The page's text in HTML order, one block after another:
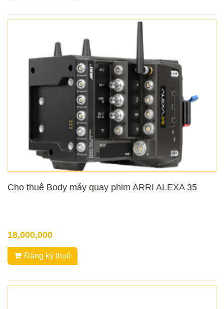
Cho thuê Body máy quay phim ARRI ALEXA 35
18,000,000
Đăng ký thuê